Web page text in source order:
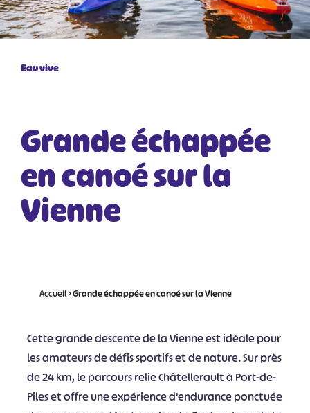
Eau vive
Grande échappée
en canoé sur la
Vienne
Accueil>Grande échappée en canoé sur la Vienne
Cette grande descente de la Vienne est idéale pour
les amateurs de défis sportifs et de nature. Sur près
de 24 km, le parcours relie Châtellerault à Port-de-
Piles et offre une expérience d’endurance ponctuée